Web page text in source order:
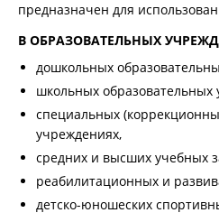
предназначен для
В ОБРАЗОВАТЕЛЬНЫХ
дошкольных
школьных образовательных
специальных
учреждениях,
средних и высших учебных
реабилитационных и
детско-юношеских